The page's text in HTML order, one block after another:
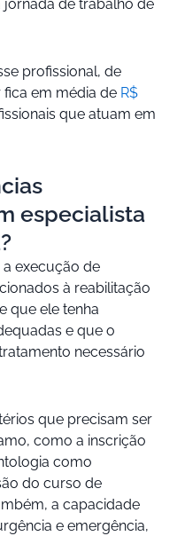
jornada de trabalho de
profissional, de
em média de R$
que atuam em
especialista
a execução de
à reabilitação
que ele tenha
e que o
necessário
que precisam ser
como a inscrição
como
do curso de
a capacidade
e emergência,